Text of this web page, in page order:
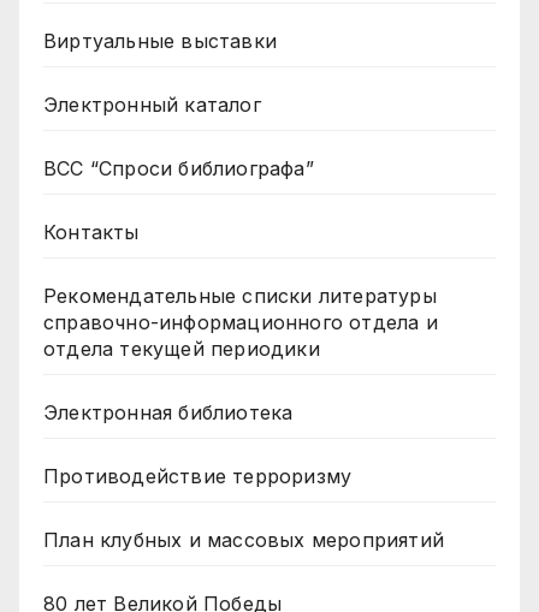
Виртуальные выставки
Электронный каталог
ВСС “Спроси библиографа”
Контакты
Рекомендательные списки литературы
справочно-информационного отдела и
отдела текущей периодики
Электронная библиотека
Противодействие терроризму
План клубных и массовых мероприятий
80 лет Великой Победы